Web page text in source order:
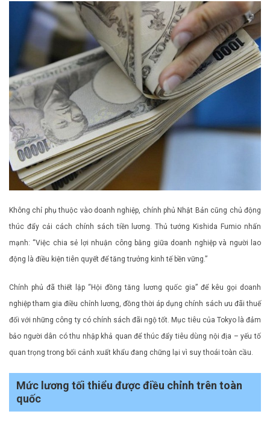
Không chỉ phụ thuộc vào doanh nghiệp, chính phủ Nhật Bản cũng chủ động
thúc đẩy cải cách chính sách tiền lương. Thủ tướng Kishida Fumio nhấn
mạnh: “Việc chia sẻ lợi nhuận công bằng giữa doanh nghiệp và người lao
động là điều kiện tiên quyết để tăng trưởng kinh tế bền vững.”
Chính phủ đã thiết lập “Hội đồng tăng lương quốc gia” để kêu gọi doanh
nghiệp tham gia điều chỉnh lương, đồng thời áp dụng chính sách ưu đãi thuế
đối với những công ty có chính sách đãi ngộ tốt. Mục tiêu của Tokyo là đảm
bảo người dân có thu nhập khả quan để thúc đẩy tiêu dùng nội địa – yếu tố
quan trọng trong bối cảnh xuất khẩu đang chững lại vì suy thoái toàn cầu.
Mức lương tối thiểu được điều chỉnh trên toàn
quốc